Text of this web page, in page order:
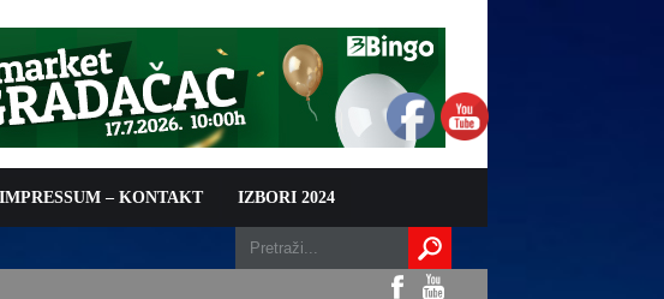
IMPRESSUM – KONTAKT IZBORI 2024